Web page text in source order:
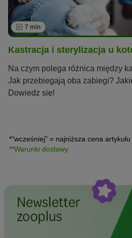
7 min
Kastracja i sterylizacja u
Na czym polega różnica między
Jak przebiegają oba zabiegi?
Dowiedz się!
*"wcześniej" = najniższa cena
**Warunki dostawy